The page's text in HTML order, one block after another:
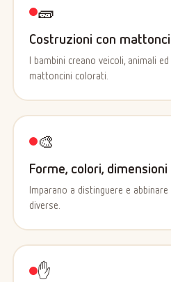
🧱
Costruzioni con
I bambini creano veicoli, animali
mattoncini colorati.
🎨
Forme, colori, dimensioni
Imparano a distinguere e
diverse.
✋